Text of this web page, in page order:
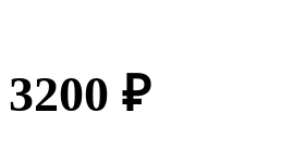
3200 ₽